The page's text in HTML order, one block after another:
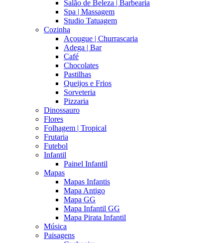
Salão de Beleza | Barbearia
Spa | Massagem
Studio Tatuagem
Cozinha
Açougue | Churrascaria
Adega | Bar
Café
Chocolates
Pastilhas
Queijos e Frios
Sorveteria
Pizzaria
Dinossauro
Flores
Folhagem | Tropical
Frutaria
Futebol
Infantil
Painel Infantil
Mapas
Mapas Infantis
Mapa Antigo
Mapa GG
Mapa Infantil GG
Mapa Pirata Infantil
Música
Paisagens